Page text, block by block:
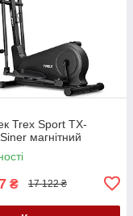
Trex Sport TX-
магнітний
₴ 17 122 ₴